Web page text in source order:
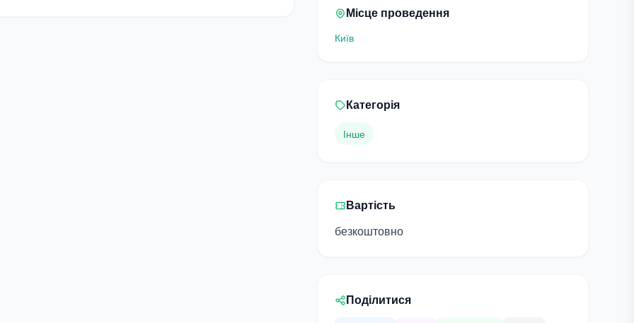
Місце проведення
Київ
Категорія
Інше
Вартість
безкоштовно
Поділитися